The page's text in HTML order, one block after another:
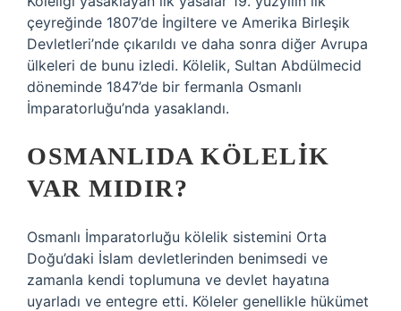
çeyreğinde 1807’de İngiltere ve Amerika Birleşik
Devletleri’nde çıkarıldı ve daha sonra diğer Avrupa
ülkeleri de bunu izledi. Kölelik, Sultan Abdülmecid
döneminde 1847’de bir fermanla Osmanlı
İmparatorluğu’nda yasaklandı.
OSMANLIDA KÖLELIK
VAR MIDIR?
Osmanlı İmparatorluğu kölelik sistemini Orta
Doğu’daki İslam devletlerinden benimsedi ve
zamanla kendi toplumuna ve devlet hayatına
uyarladı ve entegre etti. Köleler genellikle hükümet